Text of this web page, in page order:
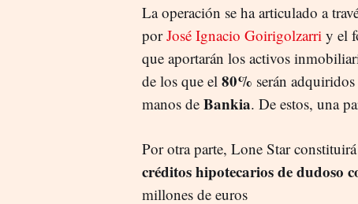
La operación se ha articulado a
porJosé Ignacio Goirigolzarri y el
que aportarán los activos
de los que el 80% serán
manos de Bankia. De estos, una
Por otra parte, Lone Star
créditos hipotecarios de dudoso
millones de euros